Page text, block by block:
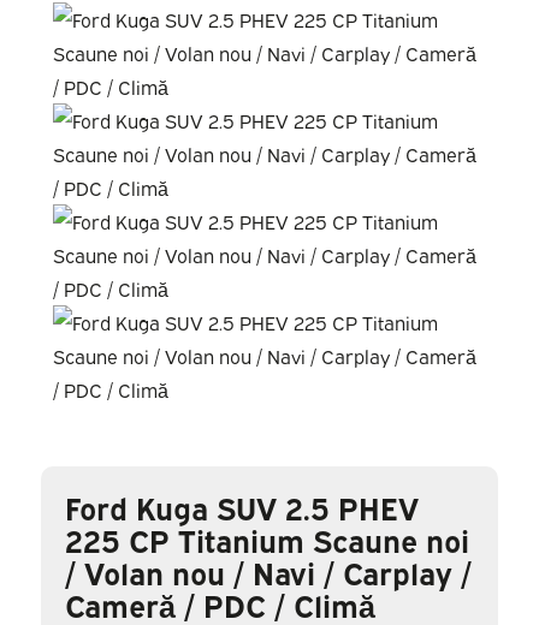
Ford Kuga SUV 2.5 PHEV
225 CP Titanium Scaune noi
/ Volan nou / Navi / Carplay /
Cameră / PDC / Climă